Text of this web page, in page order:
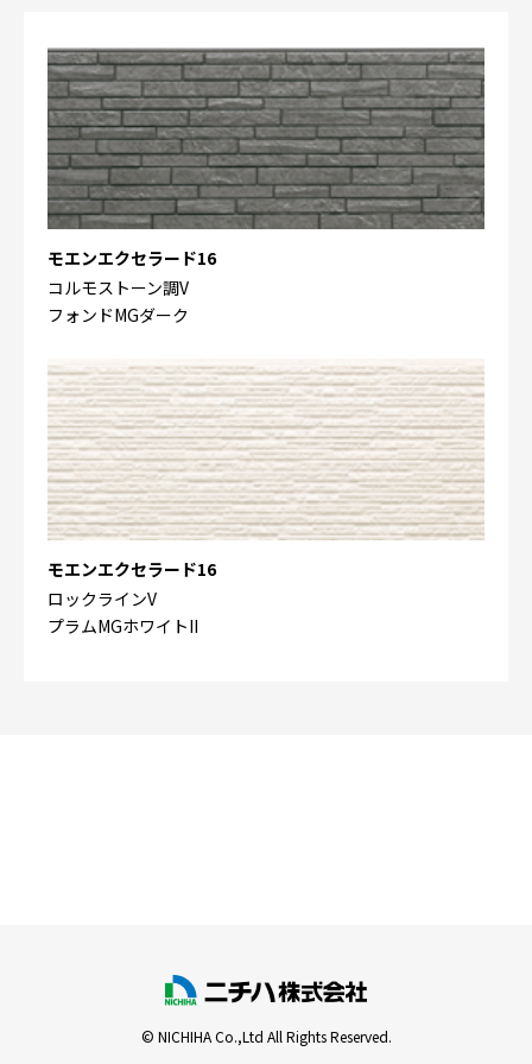
モエンエクセラード16
コルモストーン調V
フォンドMGダーク
モエンエクセラード16
ロックラインV
プラムMGホワイトII
© NICHIHA Co.,Ltd All Rights Reserved.